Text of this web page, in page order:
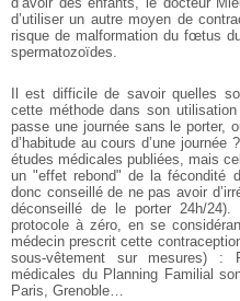
d’utiliser un autre moyen de
risque de malformation du fœtus
spermatozoïdes.
Il est difficile de savoir quelles
cette méthode dans son
passe une journée sans le porter,
d’habitude au cours d’une journée
études médicales publiées, mais
un "effet rebond" de la fécondité
donc conseillé de ne pas avoir
déconseillé de le porter 24h/
protocole à zéro, en se
médecin prescrit cette
sous-vêtement sur mesures) :
médicales du Planning Familial
Paris, Grenoble…